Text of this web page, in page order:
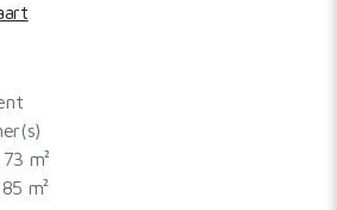
m²
m²